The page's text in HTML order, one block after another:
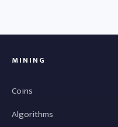
MINING
Coins
Algorithms